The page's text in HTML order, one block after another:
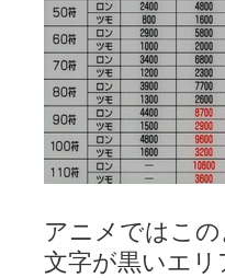
アニメではこ
文字が黒いエリ